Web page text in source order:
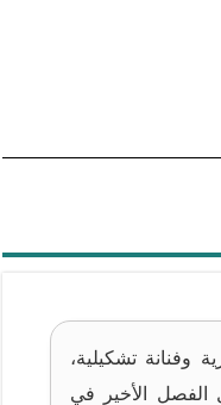
وفنانة تشكيلية،
الفصل الأخير في